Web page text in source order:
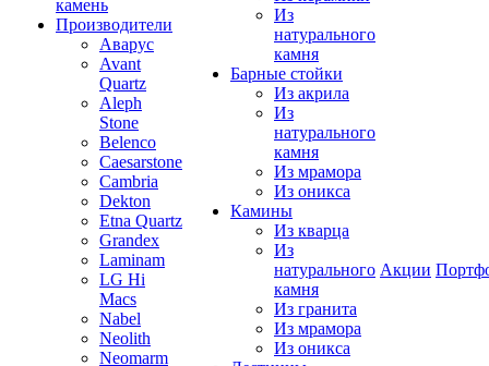
камень
Производители
Аварус
Avant
Quartz
Aleph
Stone
Belenco
Caesarstone
Cambria
Dekton
Etna Quartz
Grandex
Laminam
LG Hi
Macs
Nabel
Neolith
Neomarm
Из
натурального
камня
Барные стойки
Из акрила
Из
натурального
камня
Из мрамора
Из оникса
Камины
Из кварца
Из
натурального
камня
Из гранита
Из мрамора
Из оникса
Акции